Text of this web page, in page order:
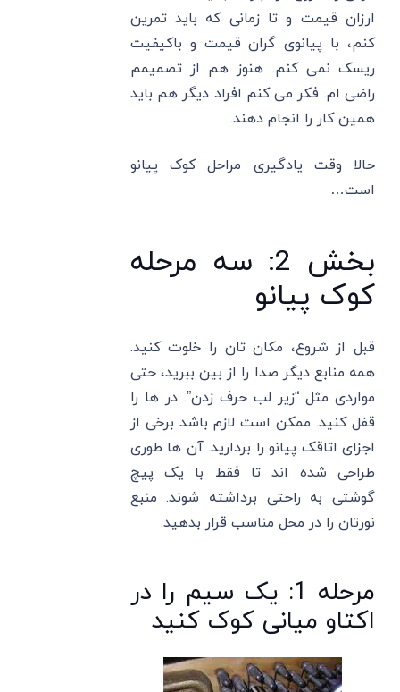
ارزان قیمت و تا زمانی که باید تمرین
کنم، با پیانوی گران قیمت و باکیفیت
ریسک نمی کنم. هنوز هم از تصمیمم
راضی ام. فکر می کنم افراد دیگر هم باید
همین کار را انجام دهند.
حالا وقت یادگیری مراحل کوک پیانو
است…
بخش 2: سه مرحله
کوک پیانو
قبل از شروع، مکان تان را خلوت کنید.
همه منابع دیگر صدا را از بین ببرید، حتی
مواردی مثل “زیر لب حرف زدن”. در ها را
قفل کنید. ممکن است لازم باشد برخی از
اجزای اتاقک پیانو را بردارید. آن ها طوری
طراحی شده اند تا فقط با یک پیچ
گوشتی به راحتی برداشته شوند. منبع
نورتان را در محل مناسب قرار بدهید.
مرحله 1: یک سیم را در
اکتاو میانی کوک کنید